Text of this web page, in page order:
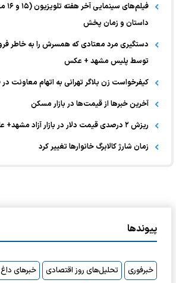
داستان و زمان پخش
دستگیری مرد معتادی که همسرش را به خاطر
توسط پلیس مشهد + عکس
کیفرخواست زن بلاگر تهرانی به اتهام
آخرین خبر‌ها از قیمت‌ها در بازار مسکن
ریزش ۲ درصدی قیمت دلار در بازار آزاد مشهد+ علت
زمان شارژ کالابرگ خانوارها تغییر کرد
پیوندها
خبرفوری تحلیل‌های روز اقتصادی
خبرهای